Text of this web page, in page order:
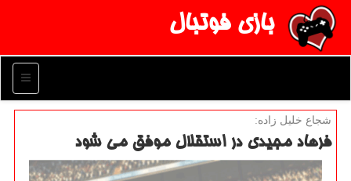
بازی فوتبال
منو
شجاع خلیل زاده:
فرهاد مجیدی در استقلال موفق می شود